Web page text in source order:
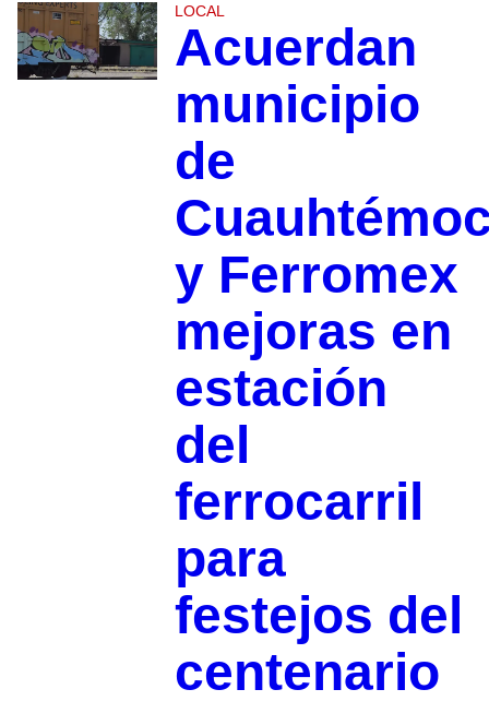
LOCAL
Acuerdan
municipio
de
y Ferromex
mejoras en
estación
del
ferrocarril
para
festejos del
centenario